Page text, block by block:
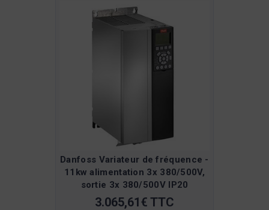
Danfoss Variateur de fréquence -
11kw alimentation 3x 380/500V,
sortie 3x 380/500V IP20
3.065,61€ TTC